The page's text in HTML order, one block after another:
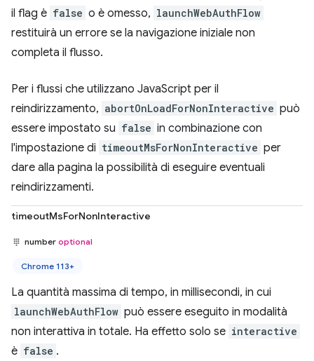
il flag è false o è omesso, launchWebAuthFlow
restituirà un errore se la navigazione iniziale non
completa il flusso.
Per i flussi che utilizzano JavaScript per il
reindirizzamento, abortOnLoadForNonInteractive può
essere impostato su false in combinazione con
l'impostazione di timeoutMsForNonInteractive per
dare alla pagina la possibilità di eseguire eventuali
reindirizzamenti.
timeoutMsForNonInteractive
number optional
Chrome 113+
La quantità massima di tempo, in millisecondi, in cui
launchWebAuthFlow può essere eseguito in modalità
non interattiva in totale. Ha effetto solo se interactive
è false .